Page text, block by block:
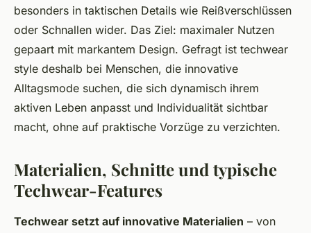
besonders in taktischen Details wie Reißverschlüssen
oder Schnallen wider. Das Ziel: maximaler Nutzen
gepaart mit markantem Design. Gefragt ist techwear
style deshalb bei Menschen, die innovative
Alltagsmode suchen, die sich dynamisch ihrem
aktiven Leben anpasst und Individualität sichtbar
macht, ohne auf praktische Vorzüge zu verzichten.
Materialien, Schnitte und typische
Techwear-Features
Techwear setzt auf innovative Materialien – von